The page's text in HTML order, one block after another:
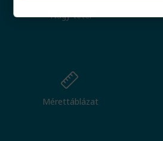
Nagy tétel
Mérettáblázat